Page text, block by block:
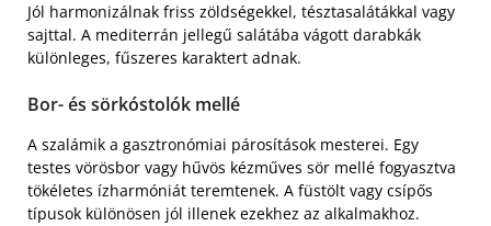
Jól harmonizálnak friss zöldségekkel, tésztasalátákkal vagy
sajttal. A mediterrán jellegű salátába vágott darabkák
különleges, fűszeres karaktert adnak.
Bor- és sörkóstolók mellé
A szalámik a gasztronómiai párosítások mesterei. Egy
testes vörösbor vagy hűvös kézműves sör mellé fogyasztva
tökéletes ízharmóniát teremtenek. A füstölt vagy csípős
típusok különösen jól illenek ezekhez az alkalmakhoz.